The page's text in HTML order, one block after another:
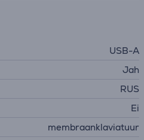
USB-A
Jah
RUS
Ei
membraanklaviatuur